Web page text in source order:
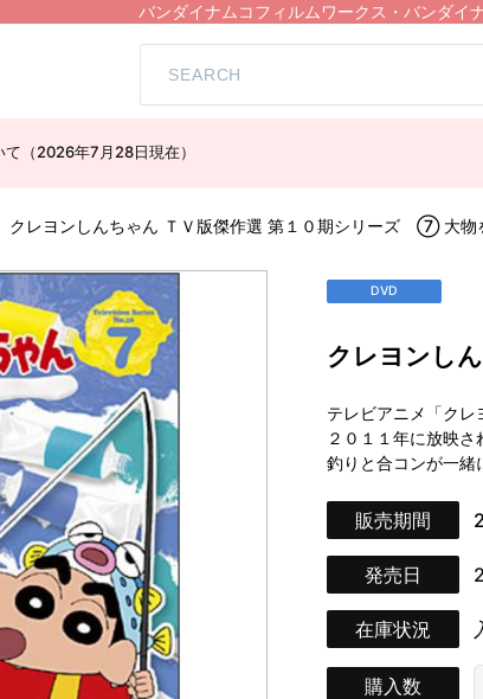
バンダイナムコフィルムワークス・バンダイ
（2026年7月28日現在）
クレヨンしんちゃん ＴＶ版傑作選 第１０期シリーズ ⑦ 大物
DVD
クレヨンし
テレビアニメ「ク
２０１１年に放映
釣りと合コンが一緒
販売期間
発売日
在庫状況
購入数